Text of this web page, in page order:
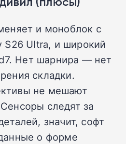
и моноблок с
S26 Ultra, и широкий
Нет шарнира — нет
складки.
не мешают
следят за
значит, софт
о форме